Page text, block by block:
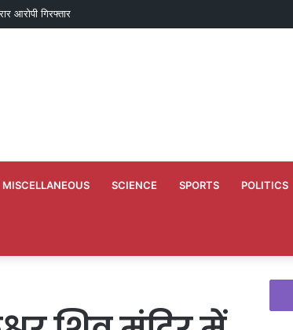
का हुआ पुन: शुभारंभ
MISCELLANEOUS SCIENCE SPORTS POLITICS